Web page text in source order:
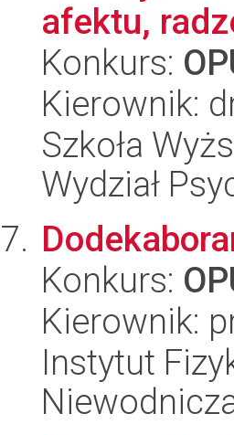
afektu,
Konkurs:
Kierownik:
Szkoła
Wydział
Konkurs:
Kierownik:
Instytut